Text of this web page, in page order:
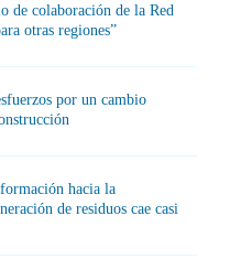
de colaboración de la Red
otras regiones”
por un cambio
hacia la
de residuos cae casi